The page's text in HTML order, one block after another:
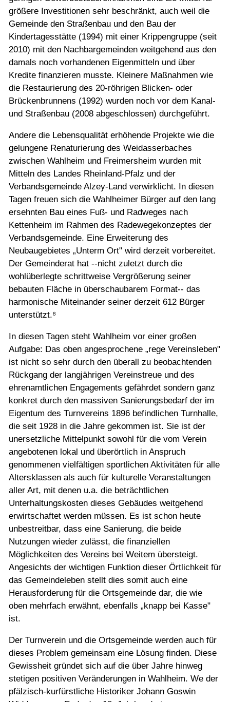
größere Investitionen sehr beschränkt, auch weil die
Gemeinde den Straßenbau und den Bau der
Kindertagesstätte (1994) mit einer Krippengruppe (seit
2010) mit den Nachbargemeinden weitgehend aus den
damals noch vorhandenen Eigenmitteln und über
Kredite finanzieren musste. Kleinere Maßnahmen wie
die Restaurierung des 20-röhrigen Blicken- oder
Brückenbrunnens (1992) wurden noch vor dem Kanal-
und Straßenbau (2008 abgeschlossen) durchgeführt.
Andere die Lebensqualität erhöhende Projekte wie die
gelungene Renaturierung des Weidasserbaches
zwischen Wahlheim und Freimersheim wurden mit
Mitteln des Landes Rheinland-Pfalz und der
Verbandsgemeinde Alzey-Land verwirklicht. In diesen
Tagen freuen sich die Wahlheimer Bürger auf den lang
ersehnten Bau eines Fuß- und Radweges nach
Kettenheim im Rahmen des Radewegekonzeptes der
Verbandsgemeinde. Eine Erweiterung des
Neubaugebietes „Unterm Ort" wird derzeit vorbereitet.
Der Gemeinderat hat --nicht zuletzt durch die
wohlüberlegte schrittweise Vergrößerung seiner
bebauten Fläche in überschaubarem Format-- das
harmonische Miteinander seiner derzeit 612 Bürger
unterstützt.⁸
In diesen Tagen steht Wahlheim vor einer großen
Aufgabe: Das oben angesprochene „rege Vereinsleben"
ist nicht so sehr durch den überall zu beobachtenden
Rückgang der langjährigen Vereinstreue und des
ehrenamtlichen Engagements gefährdet sondern ganz
konkret durch den massiven Sanierungsbedarf der im
Eigentum des Turnvereins 1896 befindlichen Turnhalle,
die seit 1928 in die Jahre gekommen ist. Sie ist der
unersetzliche Mittelpunkt sowohl für die vom Verein
angebotenen lokal und überörtlich in Anspruch
genommenen vielfältigen sportlichen Aktivitäten für alle
Altersklassen als auch für kulturelle Veranstaltungen
aller Art, mit denen u.a. die beträchtlichen
Unterhaltungskosten dieses Gebäudes weitgehend
erwirtschaftet werden müssen. Es ist schon heute
unbestreitbar, dass eine Sanierung, die beide
Nutzungen wieder zulässt, die finanziellen
Möglichkeiten des Vereins bei Weitem übersteigt.
Angesichts der wichtigen Funktion dieser Örtlichkeit für
das Gemeindeleben stellt dies somit auch eine
Herausforderung für die Ortsgemeinde dar, die wie
oben mehrfach erwähnt, ebenfalls „knapp bei Kasse"
ist.
Der Turnverein und die Ortsgemeinde werden auch für
dieses Problem gemeinsam eine Lösung finden. Diese
Gewissheit gründet sich auf die über Jahre hinweg
stetigen positiven Veränderungen in Wahlheim. We der
pfälzisch-kurfürstliche Historiker Johann Goswin